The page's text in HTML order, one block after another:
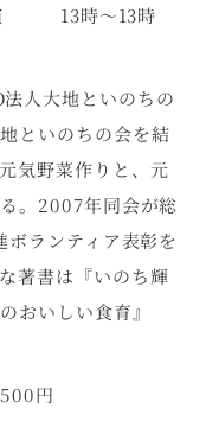
13時～13時
人大地といのちの
いのちの会を結
気野菜作りと、元
。2007年同会が総
ランティア表彰を
著書は『いのち輝
おいしい食育』
円